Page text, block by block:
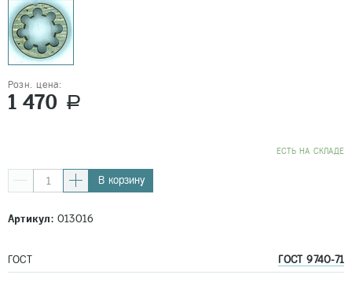
Розн. цена:
1 470 a
EСТЬ НА СКЛАДЕ
В корзину
Артикул:013016
ГОСТ ГОСТ 9740-71